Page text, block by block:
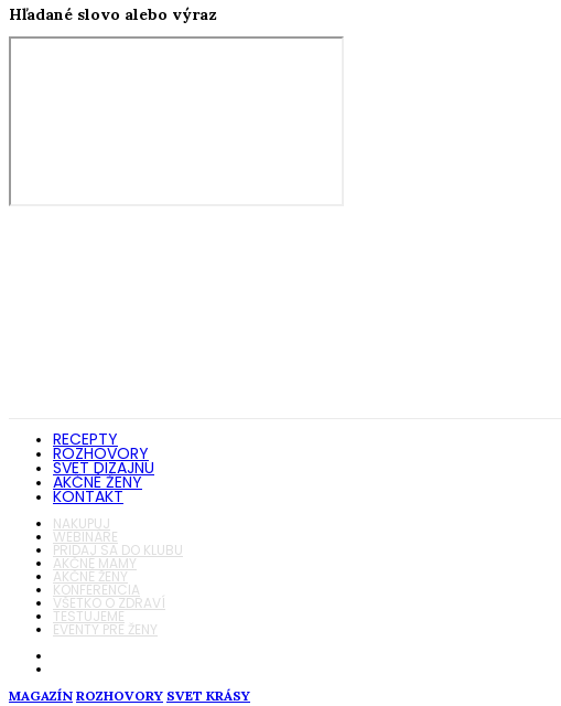
Hľadané slovo alebo výraz
RECEPTY
ROZHOVORY
SVET DIZAJNU
AKČNÉ ŽENY
KONTAKT
NAKUPUJ
WEBINÁRE
PRIDAJ SA DO KLUBU
AKČNÉ MAMY
AKČNÉ ŽENY
KONFERENCIA
VŠETKO O ZDRAVÍ
TESTUJEME
EVENTY PRE ŽENY
MAGAZÍN ROZHOVORY SVET KRÁSY